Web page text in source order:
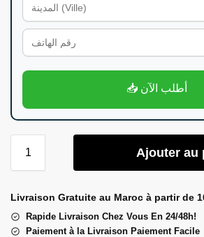
📥 أطلب الآن
Ajouter au
Livraison Gratuite au Maroc à partir de
Rapide Livraison Chez Vous En 24/48h!
Paiement à la Livraison Paiement Facile